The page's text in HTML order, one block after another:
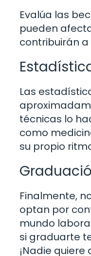
Evalúa las
pueden
contribuirán a
Las
técnicas lo
como
su propio
Finalmente,
optan por
mundo
si graduarte
¡Nadie